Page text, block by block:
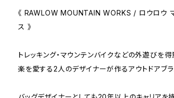
《 RAWLOW MOUNTAIN WORKS / ロウロウ
ス 》
トレッキング・マウンテンバイクなどの外遊びを得
楽を愛する2人のデザイナーが作るアウトドアブラ